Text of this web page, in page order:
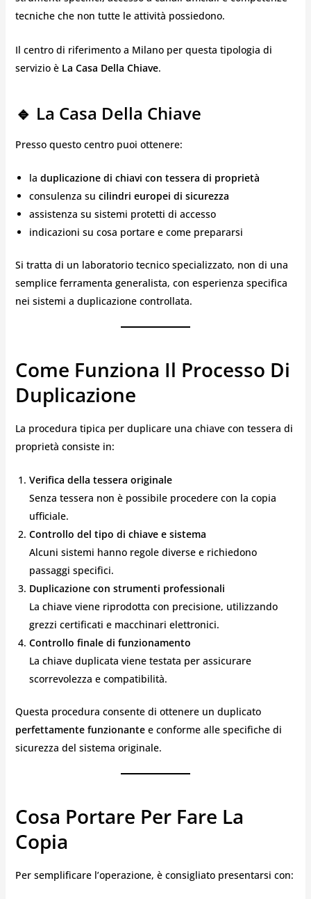
tecniche che non tutte le attività possiedono.
Il centro di riferimento a Milano per questa tipologia di
servizio è La Casa Della Chiave.
🔹 La Casa Della Chiave
Presso questo centro puoi ottenere:
la duplicazione di chiavi con tessera di proprietà
consulenza su cilindri europei di sicurezza
assistenza su sistemi protetti di accesso
indicazioni su cosa portare e come prepararsi
Si tratta di un laboratorio tecnico specializzato, non di una
semplice ferramenta generalista, con esperienza specifica
nei sistemi a duplicazione controllata.
Come Funziona Il Processo Di
Duplicazione
La procedura tipica per duplicare una chiave con tessera di
proprietà consiste in:
Verifica della tessera originale
Senza tessera non è possibile procedere con la copia
ufficiale.
Controllo del tipo di chiave e sistema
Alcuni sistemi hanno regole diverse e richiedono
passaggi specifici.
Duplicazione con strumenti professionali
La chiave viene riprodotta con precisione, utilizzando
grezzi certificati e macchinari elettronici.
Controllo finale di funzionamento
La chiave duplicata viene testata per assicurare
scorrevolezza e compatibilità.
Questa procedura consente di ottenere un duplicato
perfettamente funzionantee conforme alle specifiche di
sicurezza del sistema originale.
Cosa Portare Per Fare La
Copia
Per semplificare l’operazione, è consigliato presentarsi con: